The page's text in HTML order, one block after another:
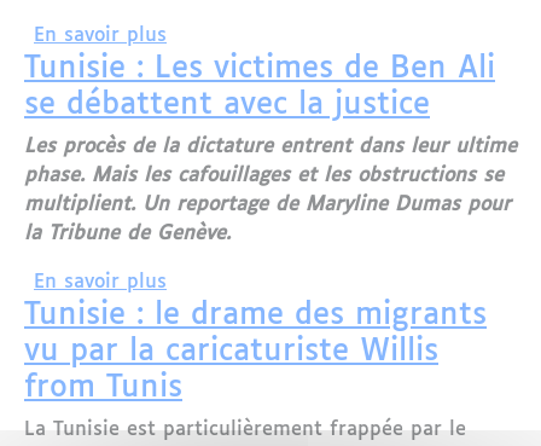
En savoir plus
Tunisie : Les victimes de Ben Ali
se débattent avec la justice
Les procès de la dictature entrent dans leur ultime
phase. Mais les cafouillages et les obstructions se
multiplient. Un reportage de Maryline Dumas pour
la Tribune de Genève.
En savoir plus
Tunisie : le drame des migrants
vu par la caricaturiste Willis
from Tunis
La Tunisie est particulièrement frappée par le